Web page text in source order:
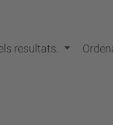
resultats.